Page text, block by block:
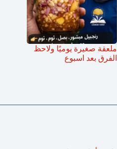
ملعقة صغيرة يوميًا ولاحظ
الفرق بعد اسبوع